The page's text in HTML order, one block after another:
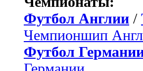
Футбол Англии /
Чемпионшип
Футбол